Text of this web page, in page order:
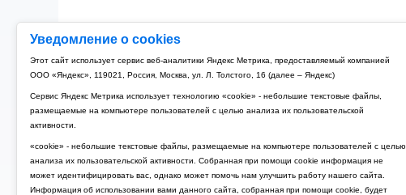
Уведомление о cookies
Этот сайт использует сервис веб-аналитики Яндекс Метрика, предоставляемый компанией
ООО «Яндекс», 119021, Россия, Москва, ул. Л. Толстого, 16 (далее – Яндекс)
Сервис Яндекс Метрика использует технологию «cookie» - небольшие текстовые файлы,
размещаемые на компьютере пользователей с целью анализа их пользовательской
активности.
«cookie» - небольшие текстовые файлы, размещаемые на компьютере пользователей с целью
анализа их пользовательской активности. Собранная при помощи cookie информация не
может идентифицировать вас, однако может помочь нам улучшить работу нашего сайта.
Информация об использовании вами данного сайта, собранная при помощи cookie, будет